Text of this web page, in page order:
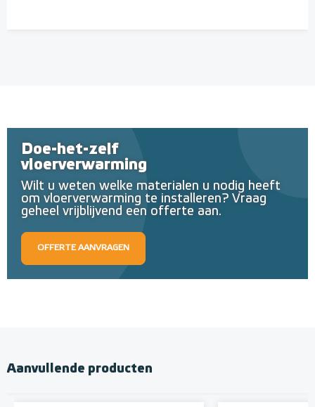
Doe-het-zelf
vloerverwarming
Wilt u weten welke materialen u nodig heeft
om vloerverwarming te installeren? Vraag
geheel vrijblijvend een offerte aan.
OFFERTE AANVRAGEN
Aanvullende producten